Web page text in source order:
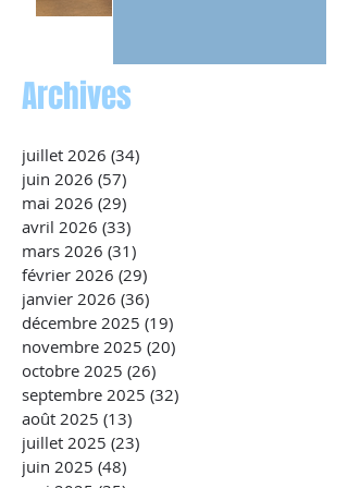
Archives
juillet 2026 (34)
juin 2026 (57)
mai 2026 (29)
avril 2026 (33)
mars 2026 (31)
février 2026 (29)
janvier 2026 (36)
décembre 2025 (19)
novembre 2025 (20)
octobre 2025 (26)
septembre 2025 (32)
août 2025 (13)
juillet 2025 (23)
juin 2025 (48)